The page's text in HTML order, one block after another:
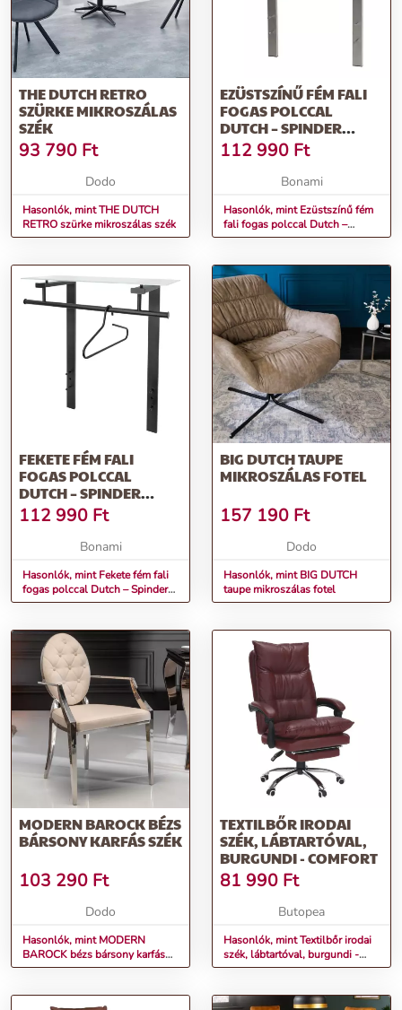
THE DUTCH RETRO
SZÜRKE MIKROSZÁLAS
SZÉK
93 790 Ft
Dodo
Hasonlók, mint THE DUTCH
RETRO szürke mikroszálas szék
EZÜSTSZÍNŰ FÉM FALI
FOGAS POLCCAL
DUTCH – SPINDER
DESIGN
112 990 Ft
Bonami
Hasonlók, mint Ezüstszínű fém
fali fogas polccal Dutch –
Spinder Design
FEKETE FÉM FALI
FOGAS POLCCAL
DUTCH – SPINDER
DESIGN
112 990 Ft
Bonami
Hasonlók, mint Fekete fém fali
fogas polccal Dutch – Spinder
Design
BIG DUTCH TAUPE
MIKROSZÁLAS FOTEL
157 190 Ft
Dodo
Hasonlók, mint BIG DUTCH
taupe mikroszálas fotel
MODERN BAROCK BÉZS
BÁRSONY KARFÁS SZÉK
103 290 Ft
Dodo
Hasonlók, mint MODERN
BAROCK bézs bársony karfás
szék
TEXTILBŐR IRODAI
SZÉK, LÁBTARTÓVAL,
BURGUNDI - COMFORT
81 990 Ft
Butopea
Hasonlók, mint Textilbőr irodai
szék, lábtartóval, burgundi -
COMFORT